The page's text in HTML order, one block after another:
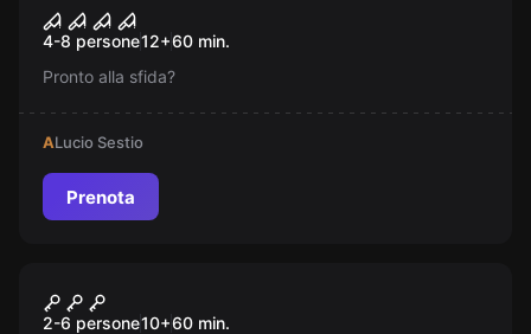
Nuovo
Terryfier
4-8 persone12+60 min.
Pronto alla sfida?
ALucio Sestio
Prenota
Nuovo
Incubo - Avventura Junior
2-6 persone10+60 min.